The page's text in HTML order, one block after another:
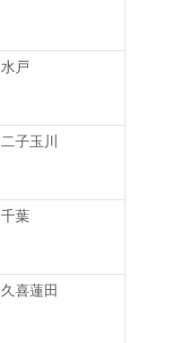
水戸
二子玉川
千葉
久喜蓮田